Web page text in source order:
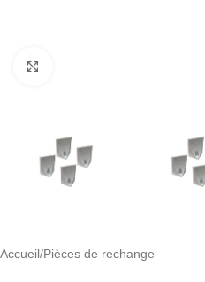
Accueil/Pièces de rechange